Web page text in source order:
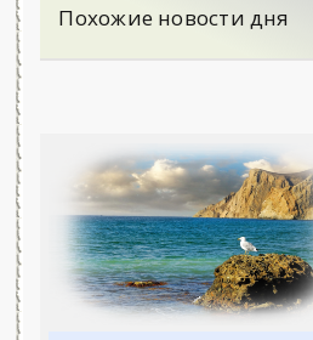
Похожие новости дня